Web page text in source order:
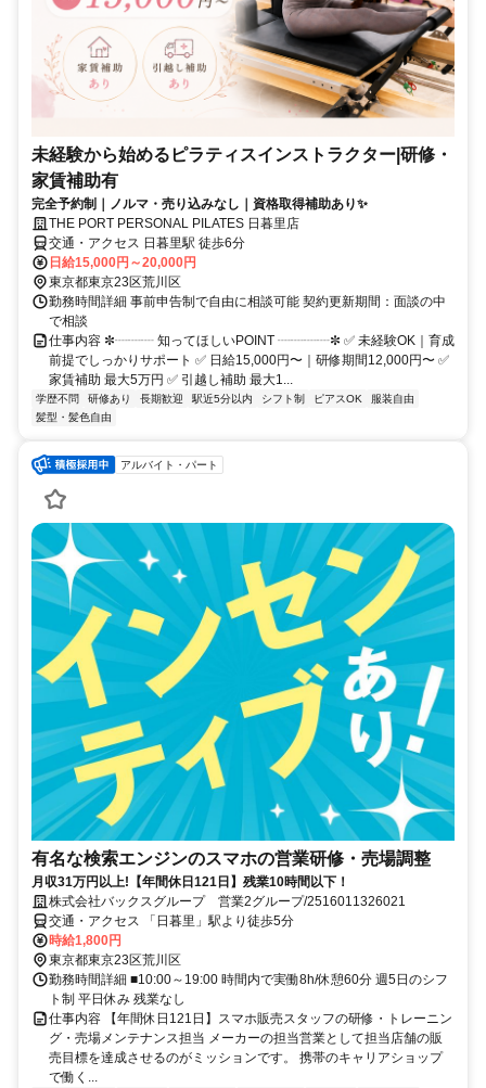
未経験から始めるピラティスインストラクター|研修・
家賃補助有
完全予約制｜ノルマ・売り込みなし｜資格取得補助あり✨
THE PORT PERSONAL PILATES 日暮里店
交通・アクセス 日暮里駅 徒歩6分
日給15,000円～20,000円
東京都東京23区荒川区
勤務時間詳細 事前申告制で自由に相談可能 契約更新期間：面談の中
で相談
仕事内容 ✼┈┈┈ 知ってほしいPOINT ┈┈┈┈✼ ✅ 未経験OK｜育成
前提でしっかりサポート ✅ 日給15,000円〜｜研修期間12,000円〜 ✅
家賃補助 最大5万円 ✅ 引越し補助 最大1...
学歴不問 研修あり 長期歓迎 駅近5分以内 シフト制 ピアスOK
服装自由
髪型・髪色自由
アルバイト・パート
有名な検索エンジンのスマホの営業研修・売場調整
月収31万円以上!【年間休日121日】残業10時間以下！
株式会社バックスグループ 営業2グループ/2516011326021
交通・アクセス 「日暮里」駅より徒歩5分
時給1,800円
東京都東京23区荒川区
勤務時間詳細 ■10:00～19:00 時間内で実働8h/休憩60分 週5日のシフ
ト制 平日休み 残業なし
仕事内容 【年間休日121日】スマホ販売スタッフの研修・トレーニン
グ・売場メンテナンス担当 メーカーの担当営業として担当店舗の販
売目標を達成させるのがミッションです。 携帯のキャリアショップ
で働く...